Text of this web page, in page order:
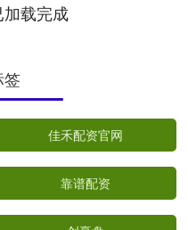
载完成
签
佳禾配资官网
靠谱配资